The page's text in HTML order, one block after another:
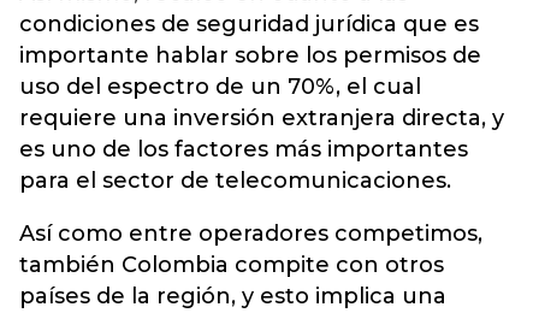
condiciones de seguridad jurídica que es
importante hablar sobre los permisos de
uso del espectro de un 70%, el cual
requiere una inversión extranjera directa, y
es uno de los factores más importantes
para el sector de telecomunicaciones.
Así como entre operadores competimos,
también Colombia compite con otros
países de la región, y esto implica una